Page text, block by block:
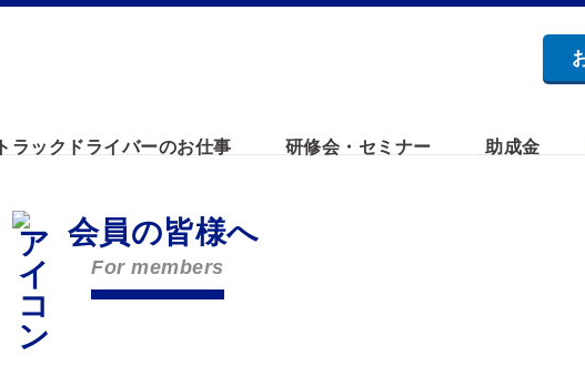
トラックドライバーのお仕事 研修会・セミナー 助成金
会員の皆様へ
For members